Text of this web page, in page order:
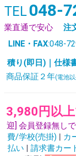
TEL 048-
業直通で安心
注
LINE・FAX:048-
積り(即日)｜仕様
商品保証２年(電池
3,980円以
迎] 会員登録無し
費/学校(売掛) | カ
払い | 請求書カー